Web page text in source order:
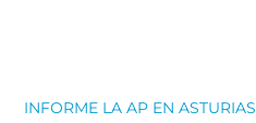
INFORME LA AP EN ASTURIAS